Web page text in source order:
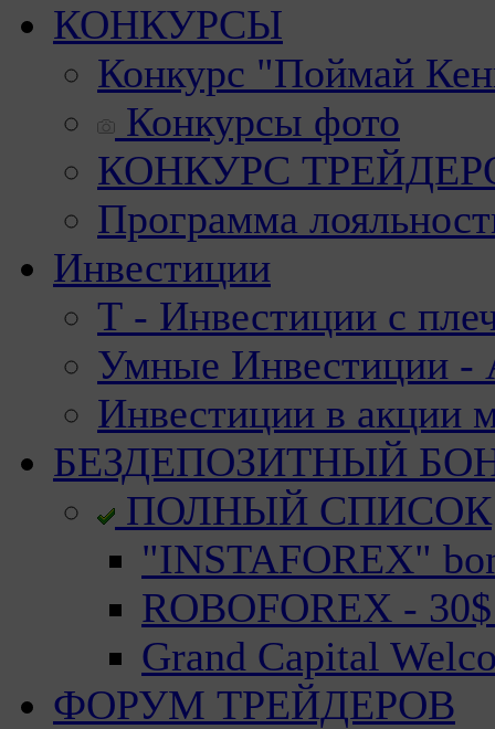
КОНКУРСЫ
Конкурс "Поймай
Конкурсы фото
КОНКУРС
Программа
Инвестиции
Т - Инвестиции с
Умные Инвестиции -
Инвестиции в акции
БЕЗДЕПОЗИТНЫЙ
ПОЛНЫЙ СПИСОК
"INSTAFOREX"
ROBOFOREX -
Grand Capital
ФОРУМ ТРЕЙДЕРОВ